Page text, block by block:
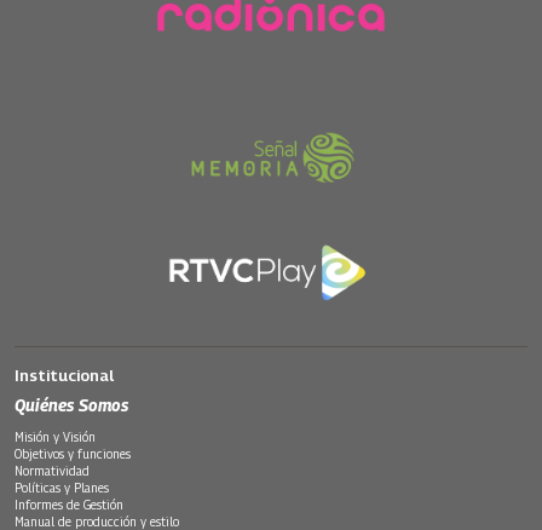
Institucional
Quiénes Somos
Misión y Visión
Objetivos y funciones
Normatividad
Políticas y Planes
Informes de Gestión
Manual de producción y estilo